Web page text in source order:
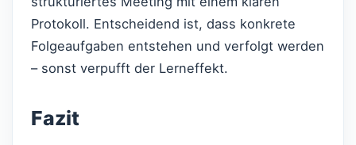
Protokoll. Entscheidend ist, dass konkrete
Folgeaufgaben entstehen und verfolgt werden
– sonst verpufft der Lerneffekt.
Fazit